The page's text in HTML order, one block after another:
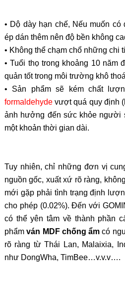
• Dộ dày hạn chế, Nếu muốn có
ép dán thêm nên độ bền không
• Không thể chạm chổ những chi
• Tuổi thọ trong khoảng 10 năm
quản tốt trong môi trường khô
• Sản phẩm sẽ kém chất
formaldehydevượt quá quy định
ảnh hưởng đến sức khỏe người
một khoản thời gian dài.
Tuy nhiên, chỉ những đơn vị
nguồn gốc, xuất xứ rõ ràng,
mới gặp phải tình trạng định
cho phép (0.02%). Đến với
có thể yên tâm về thành phần
phẩmván MDF chống ẩm có
rõ ràng từ Thái Lan, Malaixia,
như DongWha, TimBee…v.v.v….